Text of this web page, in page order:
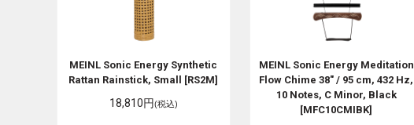
MEINL Sonic Energy Synthetic
Rattan Rainstick, Small [RS2M]
18,810円(税込)
MEINL Sonic Energy Meditation
Flow Chime 38" / 95 cm, 432 Hz,
10 Notes, C Minor, Black
[MFC10CMIBK]